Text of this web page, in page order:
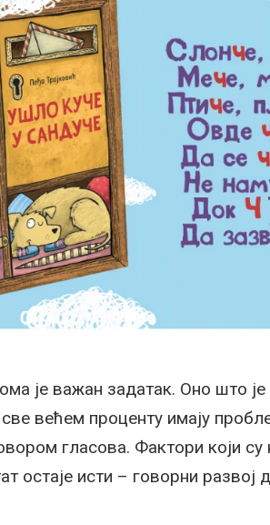
је важан задатак. Оно што
већем проценту имају
гласова. Фактори који
остаје исти – говорни развој